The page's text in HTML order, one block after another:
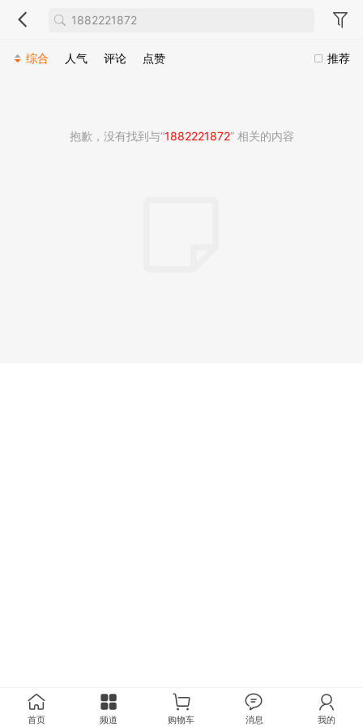
推荐
综合 人气 评论 点赞
抱歉，没有找到与“1882221872” 相关的内容
首页 频道 购物车 消息 我的